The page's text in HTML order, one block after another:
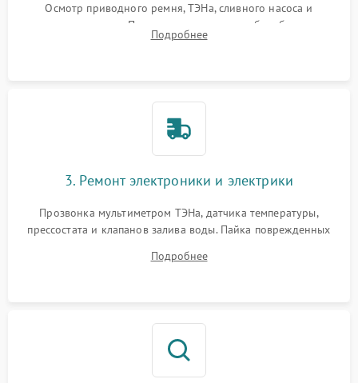
Осмотр приводного ремня, ТЭНа, сливного насоса и
амортизаторов. Проверка подшипников барабана и
крестовины на износ, а манжеты люка на разрывы.
Подробнее
3. Ремонт электроники и электрики
Прозвонка мультиметром ТЭНа, датчика температуры,
прессостата и клапанов залива воды. Пайка поврежденных
Восстановление целостности проводки и контактов.
Подробнее